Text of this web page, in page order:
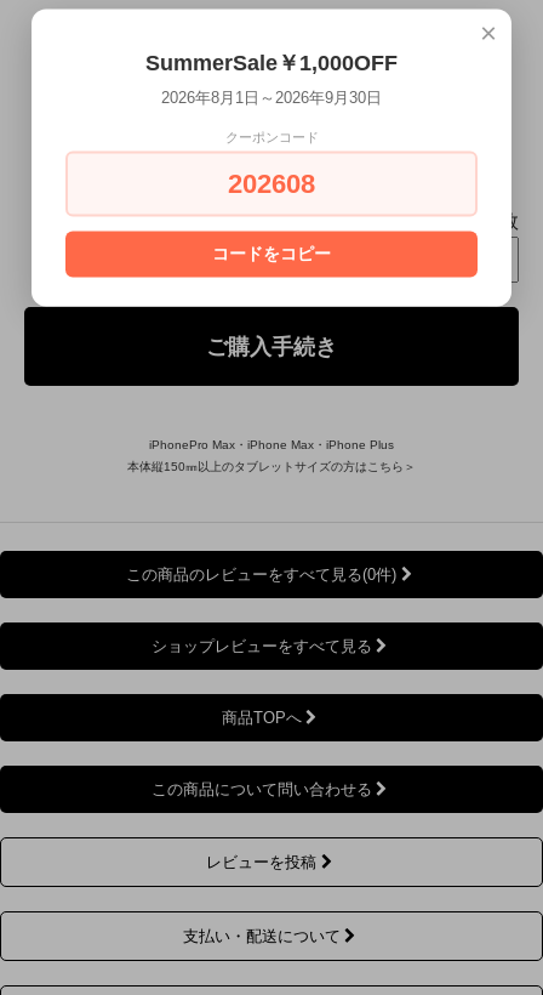
セミオーダーイニシャル［リボン］
¥1,000 →¥0(税込)
8月19日(水)～8月20日(木)
個数
ご購入手続き
iPhonePro Max・iPhone Max・iPhone Plus
本体縦150㎜以上のタブレットサイズの方はこちら＞
この商品のレビューをすべて見る(0件)
ショップレビューをすべて見る
商品TOPへ
この商品について問い合わせる
レビューを投稿
支払い・配送について
×
SummerSale￥1,000OFF
2026年8月1日～2026年9月30日
クーポンコード
202608
コードをコピー